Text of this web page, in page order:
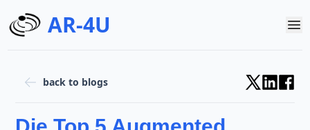
AR-4U
back to blogs